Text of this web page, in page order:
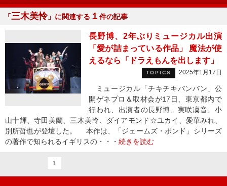
「三木美怜」に関連する １ 件の記事
長野博、2年ぶりミュージカル出演
「愛が詰まっている作品」 魔法が使
えるなら「ドラえもんを出します」
TOPICS 2025年1月17日
ミュージカル「チキチキバンバン」公
開ゲネプロ＆取材会が17日、東京都内で
行われ、出演者の長野博、実咲凜音、小
山十輝、寺田美蘭、三木美怜、ダイアモンド☆ユカイ、愛華みれ、
別所哲也が登壇した。 本作は、「ジェームズ・ボンド」シリーズ
の著作で知られるイギリスの・・・ 続きを読む
1